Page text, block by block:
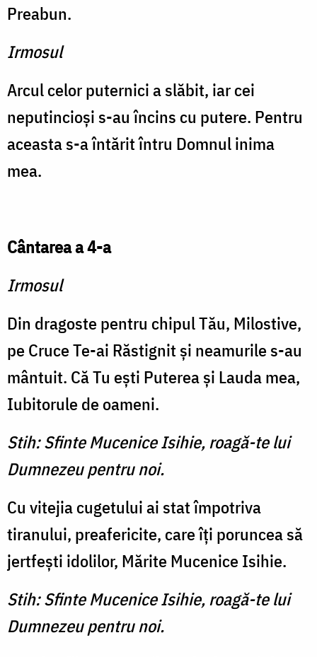
Preabun.
Irmosul
Arcul celor puternici a slă­bit, iar cei
neputincioşi s-au încins cu putere. Pentru
aceasta s-a întărit întru Domnul inima
mea.
Cântarea a 4-a
Irmosul
Din dragoste pentru chipul Tău, Milostive,
pe Cruce Te-ai Răstignit şi neamurile s-au
mântuit. Că Tu eşti Puterea şi Lauda mea,
Iubitorule de oameni.
Stih: Sfinte Mucenice Isihie, roagă-te lui
Dumnezeu pentru noi.
Cu vitejia cugetului ai stat împotriva
tiranului, preaferi­cite, care îţi poruncea să
jert­feşti idolilor, Mărite Mucenice Isihie.
Stih: Sfinte Mucenice Isihie, roagă-te lui
Dumnezeu pentru noi.